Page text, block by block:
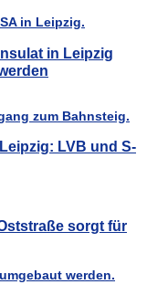
in Leipzig
LVB und S-
sorgt für